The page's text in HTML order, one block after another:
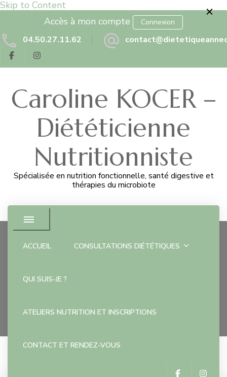
Skip to Content
Accès à mon compte
Connexion
04.50.27.11.62
Caroline KOCER –
Diététicienne
Nutritionniste
Spécialisée en nutrition fonctionnelle, santé digestive et
thérapies du microbiote
ACCUEIL CONSULTATIONS DIÉTÉTIQUES
QUI SUIS-JE ?
ATELIERS NUTRITION ET INSCRIPTIONS
CONTACT ET RENDEZ-VOUS